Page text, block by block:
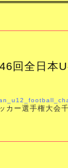
回全日本
ー選手権大会